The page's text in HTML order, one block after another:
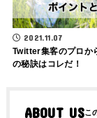
2021.11.07
Twitter集客のプロか
の秘訣はコレだ！
ABOUT US